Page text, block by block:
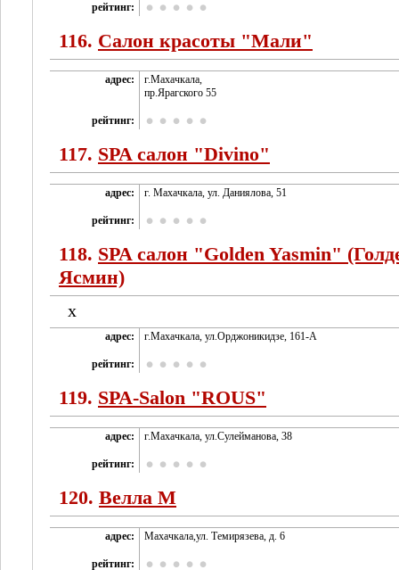
рейтинг:
116. Cалон красоты "Мали"
адрес:
г.Махачкала,
пр.Ярагского 55
рейтинг:
117. SPA салон "Divino"
адрес: г. Махачкала, ул. Даниялова, 51
рейтинг:
118. SPA салон "Golden Yasmin"
Ясмин)
х
адрес: г.Махачкала, ул.Орджоникидзе, 161-А
рейтинг:
119. SPA-Salon "ROUS"
адрес: г.Махачкала, ул.Сулейманова, 38
рейтинг:
120. Велла М
адрес: Махачкала,ул. Темирязева, д. 6
рейтинг: